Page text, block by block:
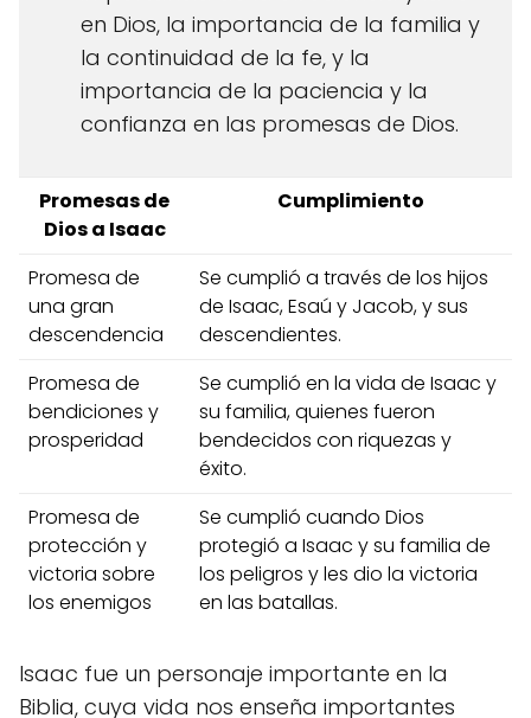
en Dios, la importancia de la familia y
la continuidad de la fe, y la
importancia de la paciencia y la
confianza en las promesas de Dios.
Promesas de
Dios a Isaac
Cumplimiento
Promesa de
una gran
descendencia
Se cumplió a través de los hijos
de Isaac, Esaú y Jacob, y sus
descendientes.
Promesa de
bendiciones y
prosperidad
Se cumplió en la vida de Isaac y
su familia, quienes fueron
bendecidos con riquezas y
éxito.
Promesa de
protección y
victoria sobre
los enemigos
Se cumplió cuando Dios
protegió a Isaac y su familia de
los peligros y les dio la victoria
en las batallas.
Isaac fue un personaje importante en la
Biblia, cuya vida nos enseña importantes